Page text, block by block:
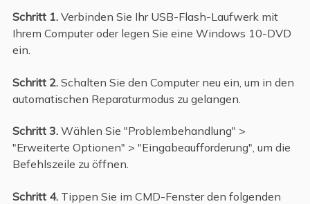
Schritt 1. Verbinden Sie Ihr USB-Flash-Laufwerk mit
Ihrem Computer oder legen Sie eine Windows 10-DVD
ein.
Schritt 2. Schalten Sie den Computer neu ein, um in den
automatischen Reparaturmodus zu gelangen.
Schritt 3. Wählen Sie "Problembehandlung" >
"Erweiterte Optionen" > "Eingabeaufforderung", um die
Befehlszeile zu öffnen.
Schritt 4.Tippen Sie im CMD-Fenster den folgenden